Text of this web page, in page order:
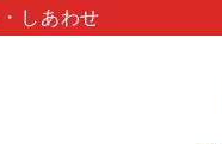
無料